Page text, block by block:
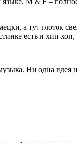
языке. M & F –
а тут глоток
есть и хип-хоп,
Ни одна идея